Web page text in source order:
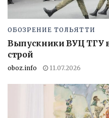
ОБОЗРЕНИЕ ТОЛЬЯТТИ
Выпускники ВУЦ ТГУ
строй
oboz.info 11.07.2026